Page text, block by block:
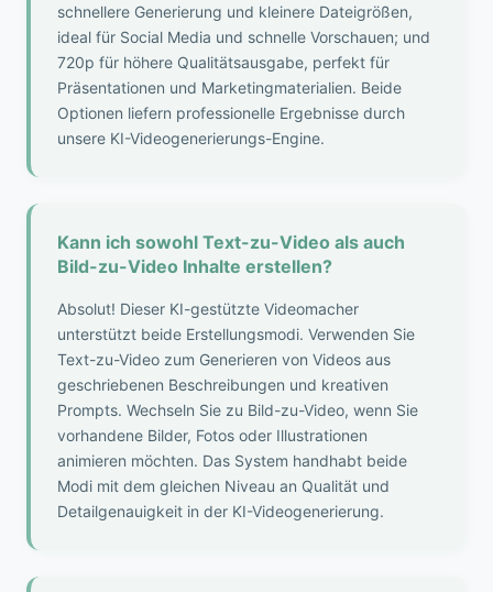
schnellere Generierung und kleinere Dateigrößen,
ideal für Social Media und schnelle Vorschauen; und
720p für höhere Qualitätsausgabe, perfekt für
Präsentationen und Marketingmaterialien. Beide
Optionen liefern professionelle Ergebnisse durch
unsere KI-Videogenerierungs-Engine.
Kann ich sowohl Text-zu-Video als auch
Bild-zu-Video Inhalte erstellen?
Absolut! Dieser KI-gestützte Videomacher
unterstützt beide Erstellungsmodi. Verwenden Sie
Text-zu-Video zum Generieren von Videos aus
geschriebenen Beschreibungen und kreativen
Prompts. Wechseln Sie zu Bild-zu-Video, wenn Sie
vorhandene Bilder, Fotos oder Illustrationen
animieren möchten. Das System handhabt beide
Modi mit dem gleichen Niveau an Qualität und
Detailgenauigkeit in der KI-Videogenerierung.